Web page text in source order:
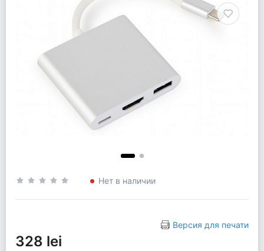
Нет в наличии
Версия для печати
328 lei